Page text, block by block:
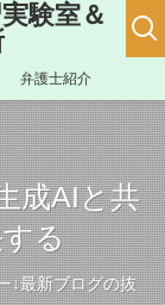
験室＆
弁護士紹介
成AIと共
る
↓最新ブログの抜